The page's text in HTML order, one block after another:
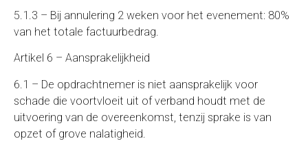
5.1.3 – Bij annulering 2 weken voor het evenement: 80%
van het totale factuurbedrag.
Artikel 6 – Aansprakelijkheid
6.1 – De opdrachtnemer is niet aansprakelijk voor
schade die voortvloeit uit of verband houdt met de
uitvoering van de overeenkomst, tenzij sprake is van
opzet of grove nalatigheid.